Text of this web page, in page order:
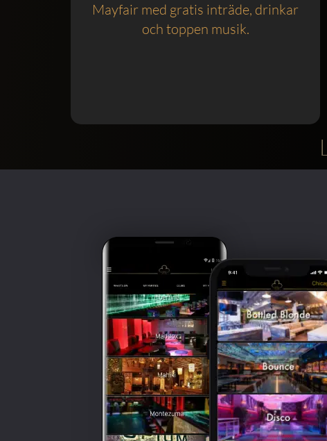
Mayfair med gratis inträde, drinkar
och toppen musik.